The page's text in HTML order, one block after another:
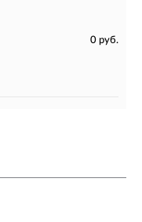
0 руб.